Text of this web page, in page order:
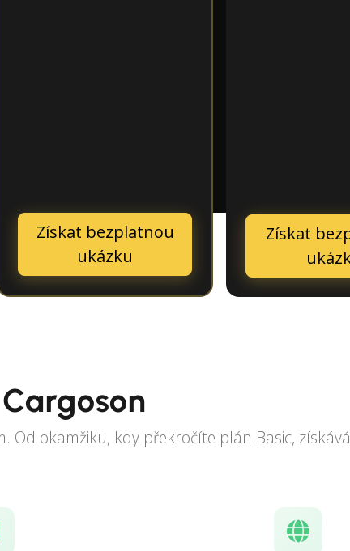
Získat bezplatnou
ukázku
Získat
okamžiku, kdy překročíte plán Basic,